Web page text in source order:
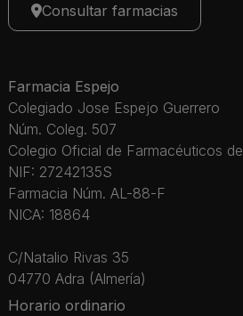
Consultar farmacias
Farmacia Espejo
Colegiado Jose Espejo Guerrero
Núm. Coleg. 507
Colegio Oficial de Farmacéuticos
NIF: 27242135S
Farmacia Núm. AL-88-F
NICA: 18864
C/Natalio Rivas 35
04770 Adra (Almería)
Horario ordinario